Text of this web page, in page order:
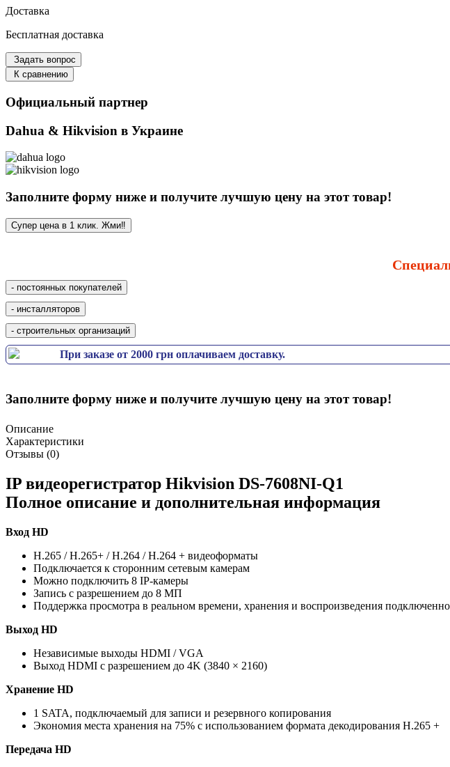
Доставка
Бесплатная доставка
Задать вопрос
К сравнению
Официальный партнер
Dahua & Hikvision в Украине
Заполните форму ниже и получите лучшую цену на этот товар!
При заказе от 2000 грн оплачиваем доставку.
Заполните форму ниже и получите лучшую цену на этот товар!
Описание
Характеристики
Отзывы (0)
IP видеорегистратор Hikvision DS-7608NI-Q1
Полное описание и дополнительная информация
Вход HD
H.265 / H.265+ / H.264 / H.264 + видеоформаты
Подключается к сторонним сетевым камерам
Можно подключить 8 IP-камеры
Запись с разрешением до 8 МП
Поддержка просмотра в реальном времени, хранения и воспроизведения
Выход HD
Независимые выходы HDMI / VGA
Выход HDMI с разрешением до 4K (3840 × 2160)
Хранение HD
1 SATA, подключаемый для записи и резервного копирования
Экономия места хранения на 75% с использованием формата декодирования H.265 +
Передача HD